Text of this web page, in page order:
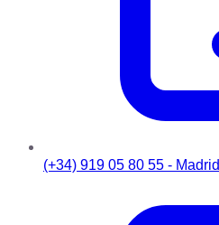
(+34) 919 05 80 55 - Madrid